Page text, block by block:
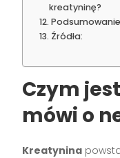
kreatyninę?
Podsumowanie
Źródła:
Czym
mówi o
Kreatynina